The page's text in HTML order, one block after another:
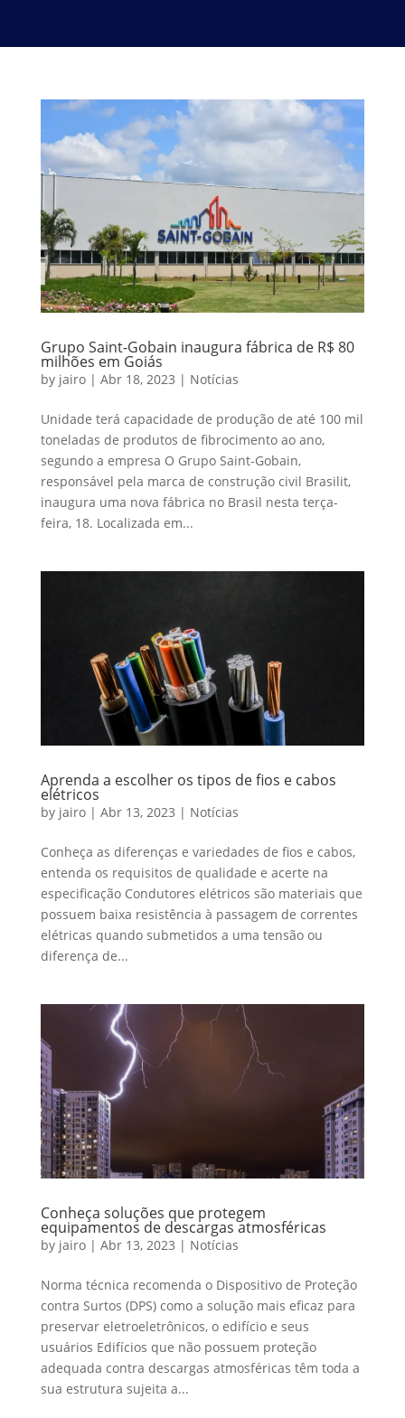
Grupo Saint-Gobain inaugura fábrica de R$ 80
milhões em Goiás
by jairo| Abr 18, 2023 | Notícias
Unidade terá capacidade de produção de até 100 mil
toneladas de produtos de fibrocimento ao ano,
segundo a empresa O Grupo Saint-Gobain,
responsável pela marca de construção civil Brasilit,
inaugura uma nova fábrica no Brasil nesta terça-
feira, 18. Localizada em...
Aprenda a escolher os tipos de fios e cabos
elétricos
by jairo| Abr 13, 2023 | Notícias
Conheça as diferenças e variedades de fios e cabos,
entenda os requisitos de qualidade e acerte na
especificação Condutores elétricos são materiais que
possuem baixa resistência à passagem de correntes
elétricas quando submetidos a uma tensão ou
diferença de...
Conheça soluções que protegem
equipamentos de descargas atmosféricas
by jairo| Abr 13, 2023 | Notícias
Norma técnica recomenda o Dispositivo de Proteção
contra Surtos (DPS) como a solução mais eficaz para
preservar eletroeletrônicos, o edifício e seus
usuários Edifícios que não possuem proteção
adequada contra descargas atmosféricas têm toda a
sua estrutura sujeita a...